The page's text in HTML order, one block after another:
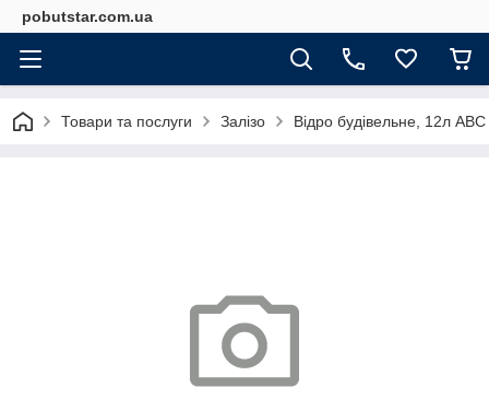
pobutstar.com.ua
Товари та послуги Залізо Відро будівельне, 12л ABC